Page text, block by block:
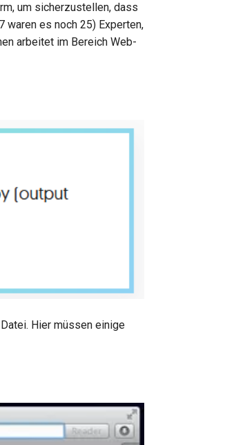
um sicherzustellen, dass
es noch 25) Experten,
arbeitet im Bereich Web-
Hier müssen einige